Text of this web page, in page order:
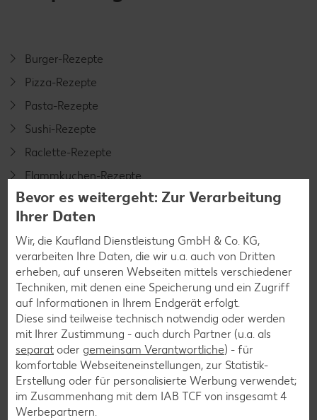
Burger-Rezepte
Pizza-Rezepte
Pasta-Rezepte
Sushi-Rezepte
Raclette-Rezepte
Flammkuchen-Rezepte
Frühstücksrezepte
Salat-Rezepte
Spargel-Rezepte
Fleisch-Rezepte
Fisch-Rezepte
Geflügel-Rezepte
Lamm-Rezepte
Grill-Rezepte
Bevor es weitergeht: Zur Verarbeitung
Ihrer Daten
Wir, die Kaufland Dienstleistung GmbH & Co. KG,
verarbeiten Ihre Daten, die wir u.a. auch von Dritten
erheben, auf unseren Webseiten mittels verschiedener
Techniken, mit denen eine Speicherung und ein Zugriff
auf Informationen in Ihrem Endgerät erfolgt.
Diese sind teilweise technisch notwendig oder werden
mit Ihrer Zustimmung - auch durch Partner (u.a. als
separat oder gemeinsam Verantwortliche) - für
komfortable Webseiteneinstellungen, zur Statistik-
Erstellung oder für personalisierte Werbung verwendet;
im Zusammenhang mit dem IAB TCF von insgesamt 4
Werbepartnern.